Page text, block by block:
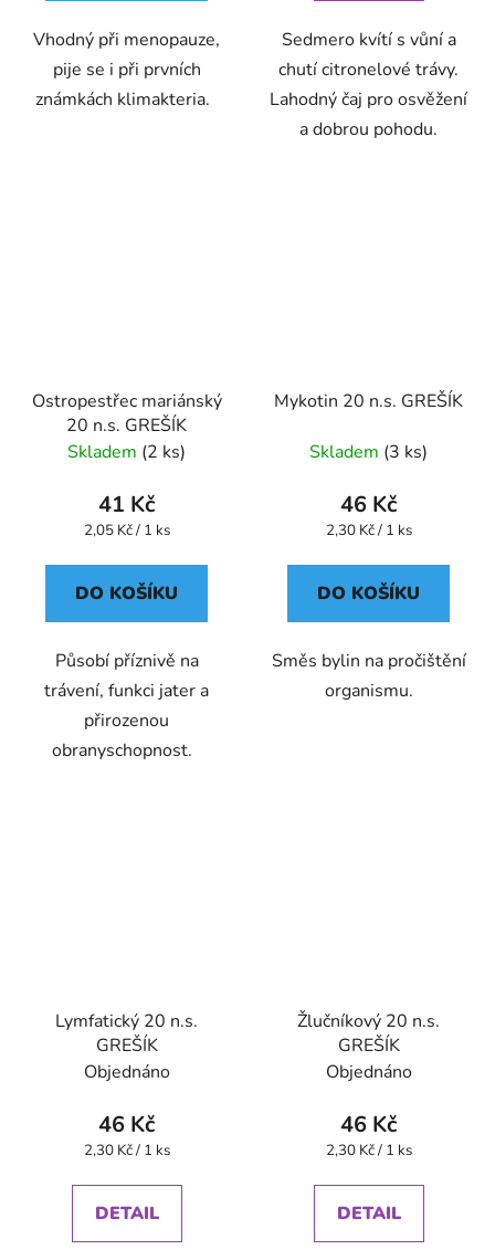
Vhodný při menopauze,
pije se i při prvních
známkách klimakteria.
Sedmero kvítí s vůní a
chutí citronelové trávy.
Lahodný čaj pro osvěžení
a dobrou pohodu.
Ostropestřec mariánský
20 n.s. GREŠÍK
Skladem (2 ks)
41 Kč
Měrná
2,05 Kč / 1 ks
DO KOŠÍKU
Působí příznivě na
trávení, funkci jater a
přirozenou
obranyschopnost.
Mykotin 20 n.s. GREŠÍK
Skladem (3 ks)
46 Kč
Měrná
2,30 Kč / 1 ks
DO KOŠÍKU
Směs bylin na pročištění
organismu.
Lymfatický 20 n.s.
GREŠÍK
Objednáno
46 Kč
Měrná
2,30 Kč / 1 ks
DETAIL
Žlučníkový 20 n.s.
GREŠÍK
Objednáno
46 Kč
Měrná
2,30 Kč / 1 ks
DETAIL